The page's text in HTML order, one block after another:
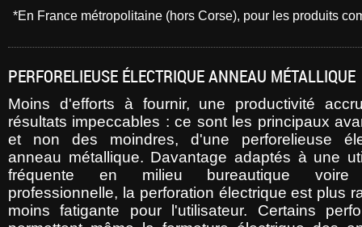
*En France métropolitaine (hors Corse), pour les produits
PERFORELIEUSE ÉLECTRIQUE ANNEAU MÉTALLIQUE
Moins d'efforts à fournir, une productivité
résultats impeccables : ce sont les principaux
et non des moindres, d'une perforelieuse
anneau métallique. Davantage adaptés à une
fréquente en milieu bureautique voire
professionnelle, la perforation électrique est plus
moins fatigante pour l'utilisateur. Certains